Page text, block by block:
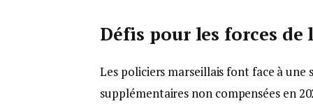
Défis pour les forces de
Les policiers marseillais font face à une
supplémentaires non compensées en